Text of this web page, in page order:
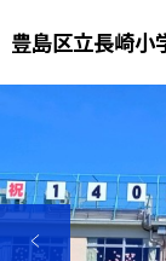
豊島区立長崎小